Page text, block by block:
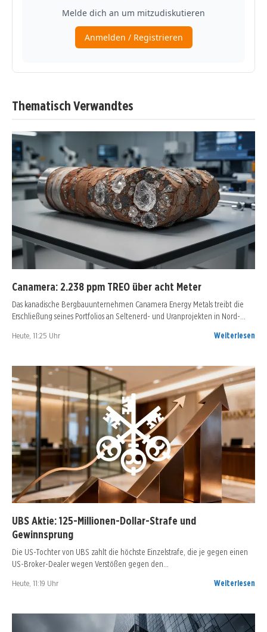
Thematisch Verwandtes
Canamera: 2.238 ppm TREO über acht Meter
Das kanadische Bergbauunternehmen Canamera Energy Metals treibt die
Erschließung seines Portfolios an Seltenerd- und Uranprojekten in Nord-…
Heute, 11:25 Uhr Weiterlesen
UBS Aktie: 125-Millionen-Dollar-Strafe und
Gewinnsprung
Die US-Tochter von UBS zahlt die höchste Einzelstrafe, die je gegen einen
US-Broker-Dealer wegen Verstößen gegen den…
Heute, 11:19 Uhr Weiterlesen